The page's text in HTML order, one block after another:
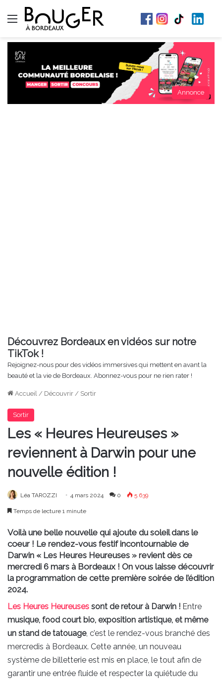
Menu
Annonce
Découvrez Bordeaux en vidéos sur notre
TikTok !
Rejoignez-nous pour des vidéos immersives qui mettent en avant la
beauté et la vie de Bordeaux. Abonnez-vous pour ne rien rater !
Accueil / Découvrir / Sortir
Sortir
Les « Heures Heureuses »
reviennent à Darwin pour une
nouvelle édition !
Léa TAROZZI 4 mars 2024 0 5 639
Temps de lecture 1 minute
Voilà une belle nouvelle qui ajoute du soleil dans le
coeur ! Le rendez-vous festif incontournable de
Darwin « Les Heures Heureuses » revient dès ce
mercredi 6 mars à Bordeaux ! On vous laisse découvrir
la programmation de cette première soirée de l’édition
2024.
Les Heures Heureuses sont de retour à Darwin ! Entre
musique, food court bio, exposition artistique, et même
un stand de tatouage, c’est le rendez-vous branché des
mercredis à Bordeaux. Cette année, un nouveau
système de billetterie est mis en place, le tout afin de
garantir une entrée fluide et respecter la quiétude du